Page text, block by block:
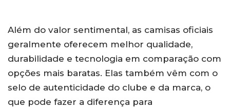
Além do valor sentimental, as camisas oficiais
geralmente oferecem melhor qualidade,
durabilidade e tecnologia em comparação com
opções mais baratas. Elas também vêm com o
selo de autenticidade do clube e da marca, o
que pode fazer a diferença para